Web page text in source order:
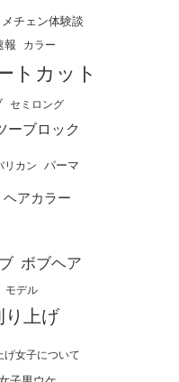
メチェン体験談
報 カラー
トカット
セミロング
ーブロック
リカン パーマ
ヘアカラー
ボブヘア
モデル
り上げ
げ女子について